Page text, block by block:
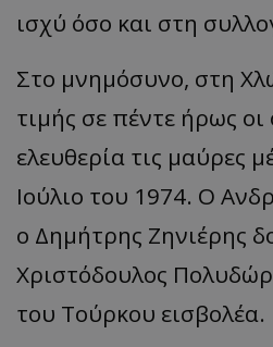
ισχύ όσο και στη
Στο μνημόσυνο, στη
τιμής σε πέντε ήρως
ελευθερία τις μαύρες
Ιούλιο του 1974. Ο
ο Δημήτρης Ζηνιέρης
Χριστόδουλος
του Τούρκου εισβολέα.